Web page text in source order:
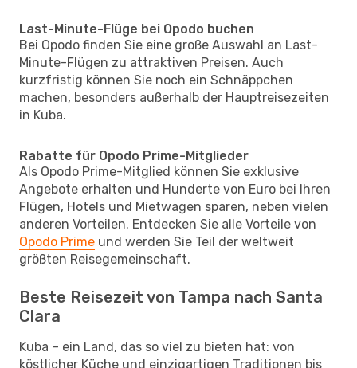
Last-Minute-Flüge bei Opodo buchen
Bei Opodo finden Sie eine große Auswahl an Last-
Minute-Flügen zu attraktiven Preisen. Auch
kurzfristig können Sie noch ein Schnäppchen
machen, besonders außerhalb der Hauptreisezeiten
in Kuba.
Rabatte für Opodo Prime-Mitglieder
Als Opodo Prime-Mitglied können Sie exklusive
Angebote erhalten und Hunderte von Euro bei Ihren
Flügen, Hotels und Mietwagen sparen, neben vielen
anderen Vorteilen. Entdecken Sie alle Vorteile von
Opodo Prime und werden Sie Teil der weltweit
größten Reisegemeinschaft.
Beste Reisezeit von Tampa nach Santa
Clara
Kuba – ein Land, das so viel zu bieten hat: von
köstlicher Küche und einzigartigen Traditionen bis